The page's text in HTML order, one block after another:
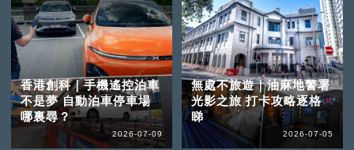
香港創科｜手機遙控泊車
不是夢 自動泊車停車場
哪裏尋？
2026-07-09
無處不旅遊｜油麻地警署
光影之旅 打卡攻略逐格
睇
2026-07-05